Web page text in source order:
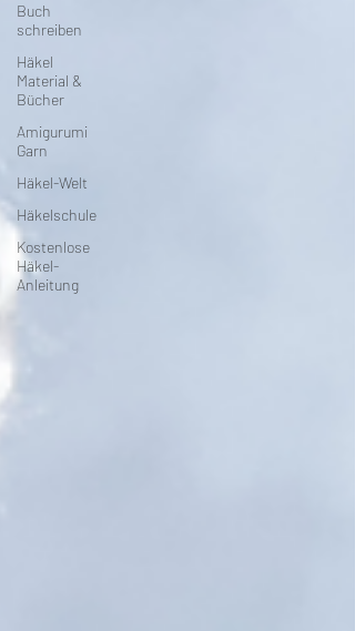
Buch
schreiben
Häkel
Material &
Bücher
Amigurumi
Garn
Häkel-Welt
Häkelschule
Kostenlose
Häkel-
Anleitung